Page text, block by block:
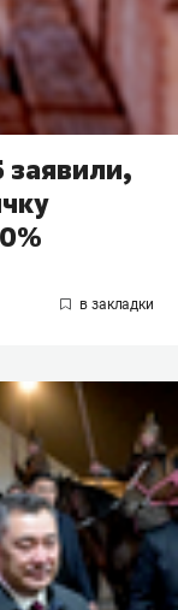
заявили,